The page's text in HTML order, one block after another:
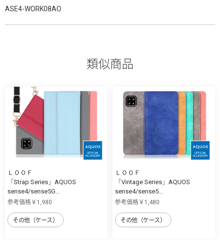
ASE4-WORK08AO
類似商品
ＬＯＯＦ
「Strap Series」AQUOS
sense4/sense5G...
参考価格￥1,980
その他（ケース）
ＬＯＯＦ
「Vintage Series」AQUOS
sense4/sense5...
参考価格￥1,480
その他（ケース）